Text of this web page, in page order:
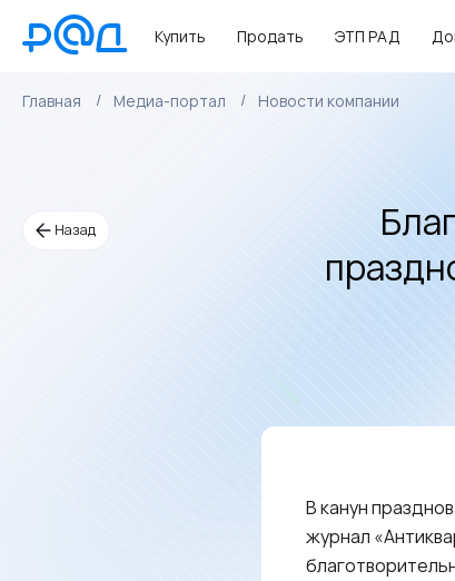
Купить Продать ЭТП РАД
Главная Медиа-портал Новости компании
Назад
В канун
журнал